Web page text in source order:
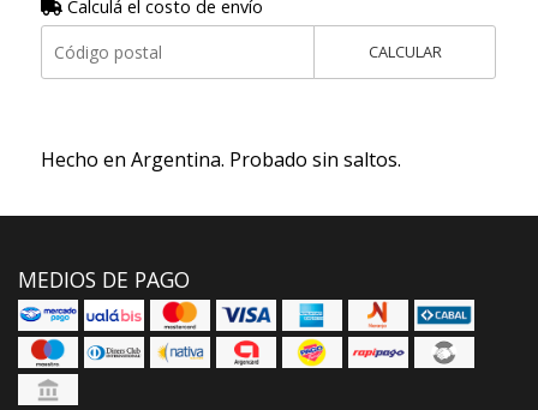
Calculá el costo de envío
CALCULAR
Hecho en Argentina. Probado sin saltos.
MEDIOS DE PAGO